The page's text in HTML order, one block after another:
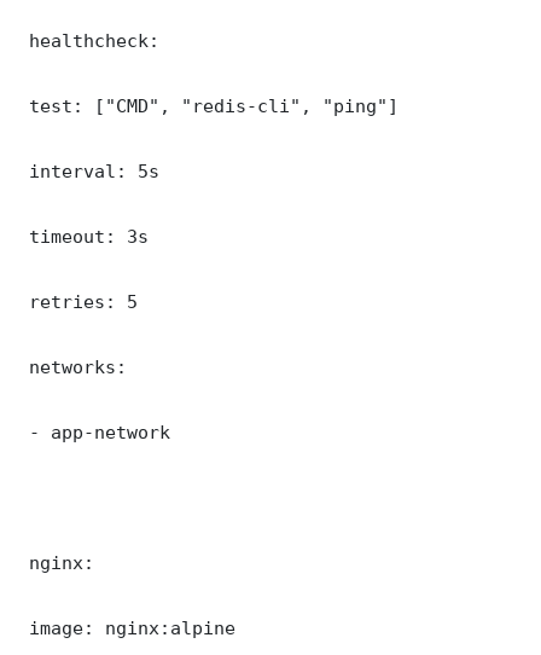
healthcheck:
test: ["CMD", "redis-cli", "ping"]
interval: 5s
timeout: 3s
retries: 5
networks:
- app-network
nginx:
image: nginx:alpine